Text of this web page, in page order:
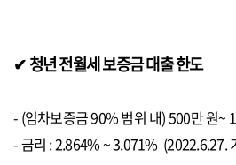
✔ 청년 전월세 보증금 대출 한도
- (임차보증금 90% 범위 내) 500만 원~
- 금리 : 2.864% ~ 3.071% (2022.6.27.